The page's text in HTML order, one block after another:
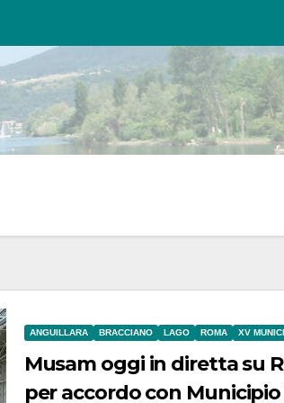
ANGUILLARA BRACCIANO LAGO ROMA XV
Musam oggi in diretta su
per accordo con Municipio